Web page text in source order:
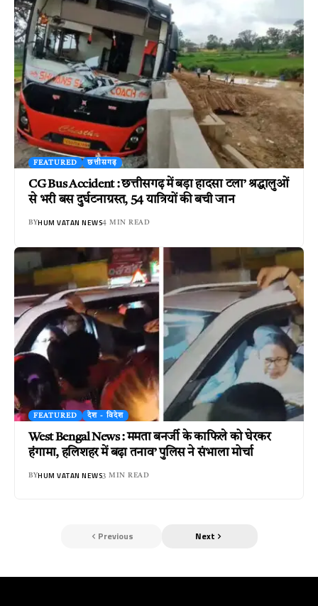
FEATURED छत्तीसगढ़
CG Bus Accident : छत्तीसगढ़ में बड़ा हादसा टला’ श्रद्धालुओं
से भरी बस दुर्घटनाग्रस्त, 54 यात्रियों की बची जान
BYHUM VATAN NEWS4 MIN READ
FEATURED देश - विदेश
West Bengal News : ममता बनर्जी के काफिले को घेरकर
हंगामा, हलिशहर में बढ़ा तनाव’ पुलिस ने संभाला मोर्चा
BYHUM VATAN NEWS3 MIN READ
Previous Next